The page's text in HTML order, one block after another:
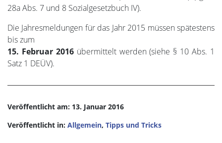
28a Abs. 7 und 8 Sozialgesetzbuch IV).
Die Jahresmeldungen für das Jahr 2015 müssen spätestens
bis zum
15. Februar 2016übermittelt werden (siehe § 10 Abs. 1
Satz 1 DEÜV).
Veröffentlicht am: 13. Januar 2016
Veröffentlicht in: Allgemein, Tipps und Tricks